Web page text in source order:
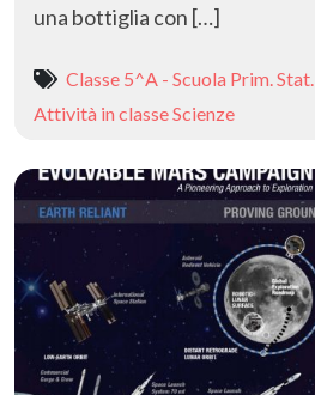
una bottiglia con […]
Classe 5^A - Scuola Prim.
Attività in classeScienze